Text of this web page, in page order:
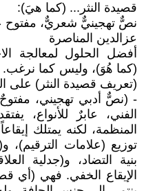
قصيدة النثر... (كما هيَ):
نصٌّ تهجينيٌّ شعريٌّ، مفتوح
عزالدين المناصرة
أفضل الحلول لمعالجة
(كما هُوَ)، وليس كما
(تعريف قصيدة النثر) على
- (نصٌّ أدبي تهجيني، مفتوحٌ
الفني، عابرٌ للأنواع،
المنظمة، لكنه يمتلك
توزيع (علامات الترقيم)،
بنية التضاد، و(جدلية
الإيقاع الخفي. فهي (أي